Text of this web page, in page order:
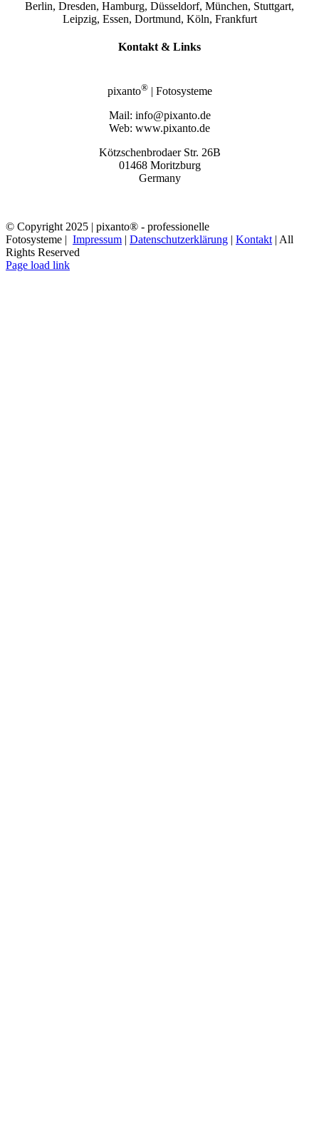
Berlin, Dresden, Hamburg, Düsseldorf, München, Stuttgart,
Leipzig, Essen, Dortmund, Köln, Frankfurt
Kontakt & Links
pixanto®| Fotosysteme
Mail: info@pixanto.de
Web: www.pixanto.de
Kötzschenbrodaer Str. 26B
01468 Moritzburg
Germany
© Copyright 2025 | pixanto® - professionelle
Fotosysteme | Impressum | Datenschutzerklärung | Kontakt | All
Rights Reserved
Page load link